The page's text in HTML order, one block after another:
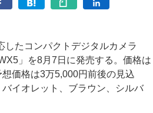
たコンパクトデジタルカメラ
」を8月7日に発売する。価格は
価格は3万5,000円前後の見込
イオレット、ブラウン、シルバ